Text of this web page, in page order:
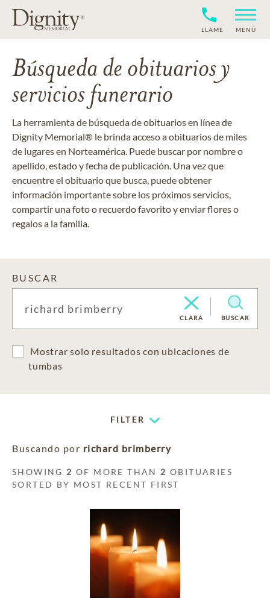
LLAME MENÚ
Búsqueda de obituarios y
servicios funerario
La herramienta de búsqueda de obituarios en línea de
Dignity Memorial® le brinda acceso a obituarios de miles
de lugares en Norteamérica. Puede buscar por nombre o
apellido, estado y fecha de publicación. Una vez que
encuentre el obituario que busca, puede obtener
información importante sobre los próximos servicios,
compartir una foto o recuerdo favorito y enviar flores o
regalos a la familia.
BUSCAR
CLARA BUSCAR
Mostrar solo resultados con ubicaciones de
tumbas
FILTER
Buscando por richard brimberry
SHOWING 2 OF MORE THAN 2 OBITUARIES
SORTED BY MOST RECENT FIRST